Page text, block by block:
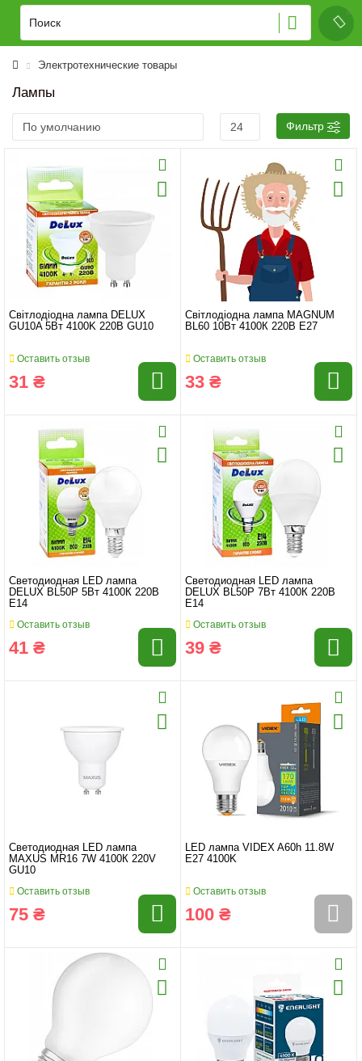
Электротехнические товары
Лампы
Фильтр
Світлодіодна лампа DELUX
GU10A 5Вт 4100K 220B GU10
Оставить отзыв
31 ₴
Світлодіодна лампа MAGNUM
BL60 10Вт 4100К 220В Е27
Оставить отзыв
33 ₴
Светодиодная LED лампа
DELUX BL50Р 5Вт 4100К 220В
Е14
Оставить отзыв
41 ₴
Светодиодная LED лампа
DELUX BL50Р 7Вт 4100К 220В
Е14
Оставить отзыв
39 ₴
Светодиодная LED лампа
MAXUS MR16 7W 4100К 220V
GU10
Оставить отзыв
75 ₴
LED лампа VIDEX A60h 11.8W
E27 4100K
Оставить отзыв
100 ₴